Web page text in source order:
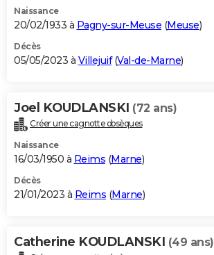
Dictionnaire
Biographies
Citations
Expressions
Proverbes
PROGRAMME TV
S'inscrire
Se connecter
Lycées
Collèges
Primaires
Universités
Entreprises
Service militaire
Avis de recherche
AVIS DE DÉCÈS
Bricolage
Lifestyle
Culture
Sport
Auto
Television
Voyage
Cinema
Naissance
20/02/1933 à Pagny-sur-Meuse (Meuse)
Décès
05/05/2023 à Villejuif(Val-de-Marne)
Joel KOUDLANSKI (72 ans)
Créer une cagnotte obsèques
Naissance
16/03/1950 à Reims (Marne)
Décès
21/01/2023 à Reims (Marne)
Catherine KOUDLANSKI (49 ans)